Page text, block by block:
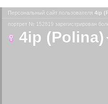
Персональный сайт пользователя 4ip
портрет № 152819 зарегистрирован
4ip (Polina)